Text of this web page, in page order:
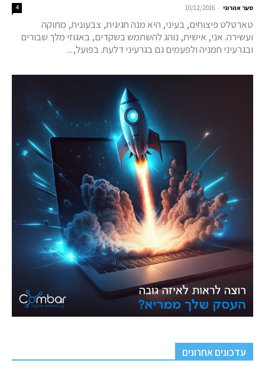
סער אהרוני -
10/12/2016
4
טארטלט פיצוחים, בעיני, היא מנה חגיגית, צבעונית, מתוקה
ועשירה. אני, אישית, נוהג להשתמש בשקדים, באגוזי מלך שבורים
ובגרעיני חמניה ולפעמים גם בגרעיני דלעת. בפועל,...
עדכונים אחרונים